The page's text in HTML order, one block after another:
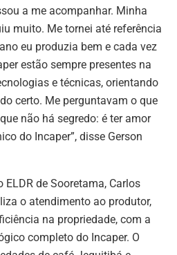
a me acompanhar. Minha
muito. Me tornei até referência
eu produzia bem e cada vez
estão sempre presentes na
e técnicas, orientando
certo. Me perguntavam o que
não há segredo: é ter amor
do Incaper”, disse Gerson
de Sooretama, Carlos
o atendimento ao produtor,
na propriedade, com a
completo do Incaper. O